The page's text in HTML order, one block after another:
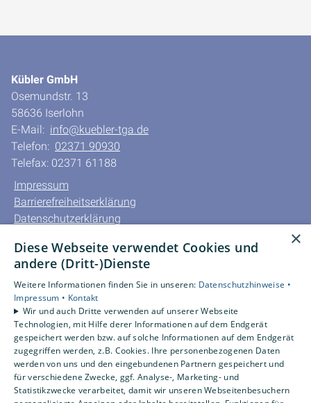
Kübler GmbH
Osemundstr. 13
58636 Iserlohn
E-Mail: info@kuebler-tga.de
Telefon: 02371 90930
Telefax: 02371 61188
Impressum
Barrierefreiheitserklärung
Datenschutzerklärung
Unsere Bereiche
Privatkunden
Gewerbekunden
Karriere
Unternehmen
Kontakt
Um externe HTML-Inhalte anzuzeigen, benötigen wir
×
Diese Webseite verwendet Cookies und
andere (Dritt-)Dienste
Weitere Informationen finden Sie in unseren: Datenschutzhinweise •
Impressum • Kontakt
Wir und auch Dritte verwenden auf unserer Webseite
Technologien, mit Hilfe derer Informationen auf dem Endgerät
gespeichert werden bzw. auf solche Informationen auf dem Endgerät
zugegriffen werden, z.B. Cookies. Ihre personenbezogenen Daten
werden von uns und den eingebundenen Partnern gespeichert und
für verschiedene Zwecke, ggf. Analyse-, Marketing- und
Statistikzwecke verarbeitet, damit wir unseren Webseitenbesuchern